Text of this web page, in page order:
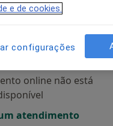
online não está
atendimento
e de cookies.
configurações